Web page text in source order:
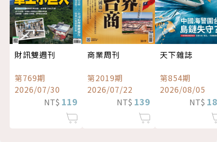
財訊雙週刊
第769期
2026/07/30
NT$ 119
商業周刊
第2019期
2026/07/22
NT$ 139
天下雜誌
第854期
2026/08/05
NT$